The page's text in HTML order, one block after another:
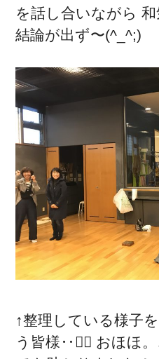
を話し合いながら
結論が出ず〜(^_^;)
↑整理している様子
う皆様‥🏃‍♂️ おほほ